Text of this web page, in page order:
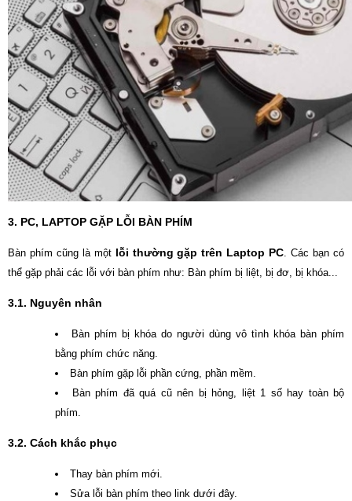
3. PC, LAPTOP GẶP LỖI BÀN PHÍM
Bàn phím cũng là một lỗi thường gặp trên Laptop PC. Các bạn có
thể gặp phải các lỗi với bàn phím như: Bàn phím bị liệt, bị đơ, bị khóa...
3.1. Nguyên nhân
Bàn phím bị khóa do người dùng vô tình khóa bàn phím
bằng phím chức năng.
Bàn phím gặp lỗi phần cứng, phần mềm.
Bàn phím đã quá cũ nên bị hỏng, liệt 1 số hay toàn bộ
phím.
3.2. Cách khắc phục
Thay bàn phím mới.
Sửa lỗi bàn phím theo link dưới đây.